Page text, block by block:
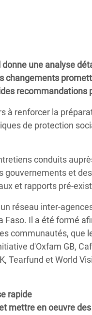
Crise des Réfugiés
au Bangladesh
Crise des Réfugié·es
Soudan du Sud
aux
une analyse
changements
recommandations
à renforcer la
de protection
conduits
gouvernements et
et rapports pré-
réseau inter-
Faso. Il a été formé
communautés, que
d'Oxfam GB,
Tearfund et World
rapide
mettre en oeuvre